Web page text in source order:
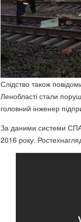
Слідство також
Ленобласті стали
головний інженер
За даними системи
2016 року.